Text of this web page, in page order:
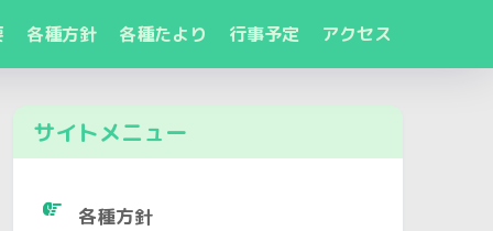
各種方針 各種たより 行事予定 アクセス
サイトメニュー
各種方針